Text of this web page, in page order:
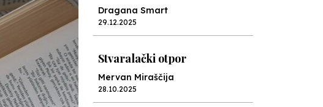
Dragana Smart
29.12.2025
Stvaralački otpor
Mervan Miraščija
28.10.2025